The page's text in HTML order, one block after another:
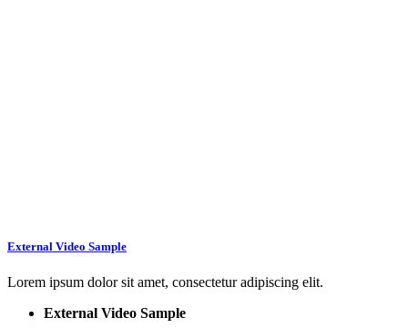
External Video Sample
Lorem ipsum dolor sit amet, consectetur adipiscing elit.
External Video Sample